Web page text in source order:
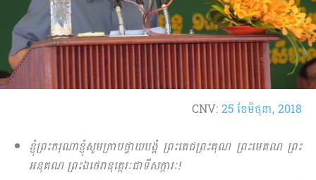
CNV:25 ខែ​មិថុនា, 2018
ខ្ញុំព្រះករុណាខ្ញុំសូមក្រាបថ្វាយបង្គំ ព្រះតេជព្រះគុណ ព្រះមេគណ ព្រះ
អនុគណ ព្រះឯថេរានុត្ថេរៈជាទីសក្ការៈ!